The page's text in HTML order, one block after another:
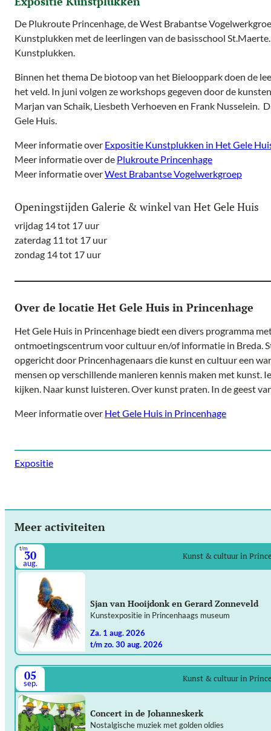
De Plukroute Princenhage, de West Brabantse
Kunstplukken met de leerlingen van de basisschool
Kunstplukken.
Binnen het thema De biotoop van het Bielooppark doen de
het veld. In juni volgen ze workshops gegeven door de
Marjan van Schaik, Liesbeth Verhoeven en Frank Nusselein.
Gele Huis.
Meer informatie over Expositie Kunstplukken in Het Gele
Meer informatie over de Plukroute Princenhage
Meer informatie overWest Brabantse Vogelwerkgroep
Openingstijden Galerie & winkel van Het Gele Huis
vrijdag 14 tot 17 uur
zaterdag 11 tot 17 uur
zondag 14 tot 17 uur
Over de locatie Het Gele Huis in Princenhage
Het Gele Huis in Princenhage biedt een divers programma
ontmoetingscentrum voor cultuur en/of informatie in Breda.
opgericht door Princenhagenaars die kunst en cultuur een
mensen op verschillende manieren kennis maken met kunst.
kijken. Naar kunst luisteren. Over kunst praten. In de geest
Meer informatie over Het Gele Huis in Princenhage
Expositie
Meer activiteiten
t/m
30
aug.
Kunst & cultuur in
Sjan van Hooijdonk en Gerard Zonneveld
Kunstexpositie in Princenhaags museum
za. 1 aug. 2026
t/m zo. 30 aug. 2026
05
sep. Kunst & cultuur in
Concert in de Johanneskerk
Nostalgische muziek met golden oldies